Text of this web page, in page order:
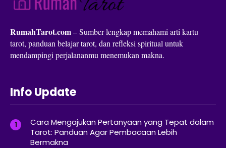
RumahTarot.com– Sumber lengkap memahami arti kartu
tarot, panduan belajar tarot, dan refleksi spiritual untuk
mendampingi perjalananmu menemukan makna.
Info Update
Cara Mengajukan Pertanyaan yang Tepat dalam
Tarot: Panduan Agar Pembacaan Lebih
Bermakna